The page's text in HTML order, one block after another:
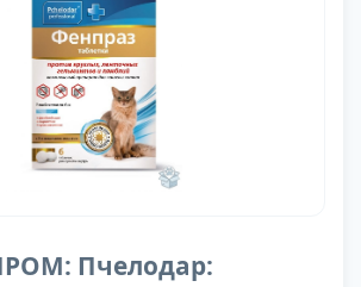
Пчелодар: